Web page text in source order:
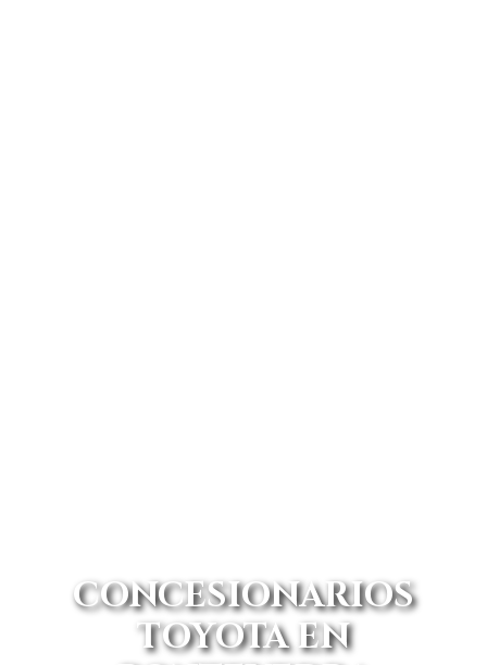
CONCESIONARIOS
TOYOTA EN